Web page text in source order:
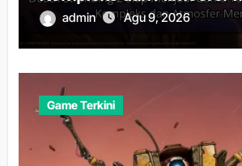
admin Agu 9, 2026
Game Terkini